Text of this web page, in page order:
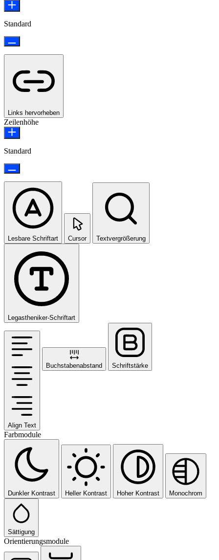
Standard
Links hervorheben
Zeilenhöhe
Standard
Lesbare Schriftart Cursor Textvergrößerung
Legastheniker-Schriftart
Align Text
Buchstabenabstand Schriftstärke
Farbmodule
Dunkler Kontrast Heller Kontrast Hoher Kontrast Monochrom
Sättigung
Orientierungsmodule